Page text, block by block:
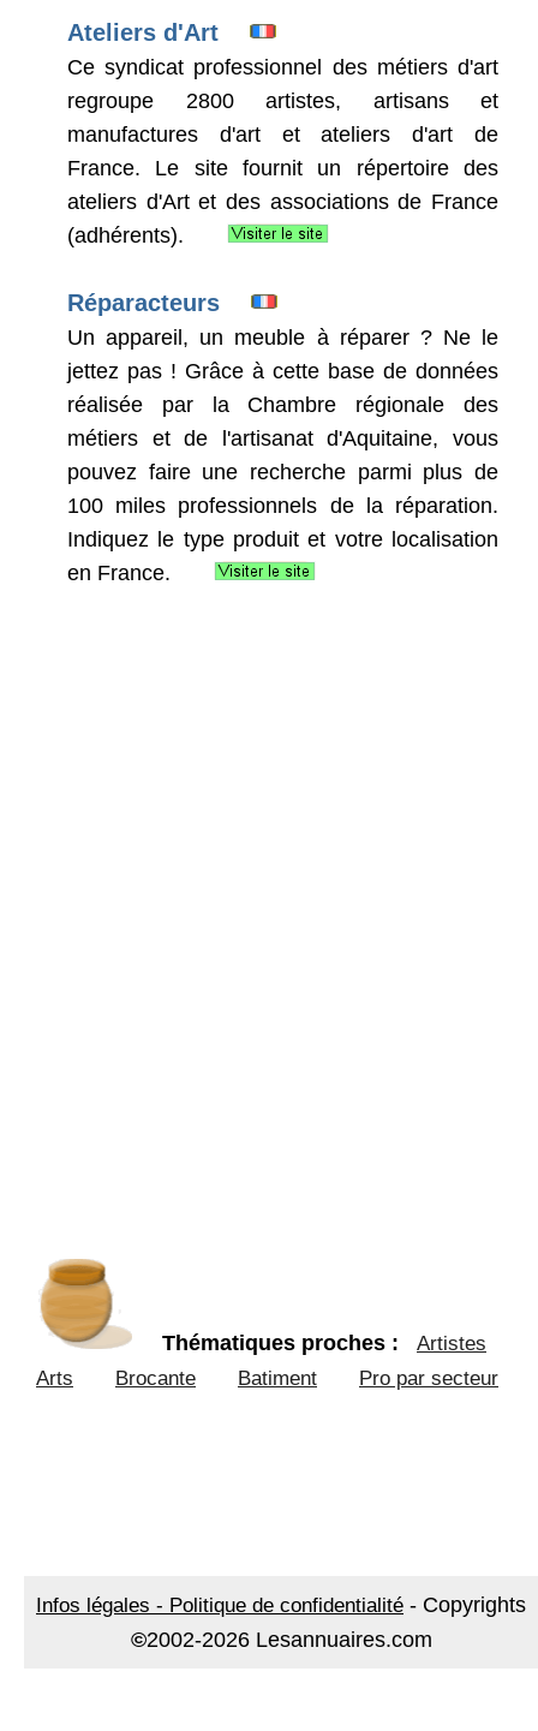
Ateliers d'Art
Ce syndicat professionnel des métiers d'art
regroupe 2800 artistes, artisans et
manufactures d'art et ateliers d'art de
France. Le site fournit un répertoire des
ateliers d'Art et des associations de France
(adhérents).
Réparacteurs
Un appareil, un meuble à réparer ? Ne le
jettez pas ! Grâce à cette base de données
réalisée par la Chambre régionale des
métiers et de l'artisanat d'Aquitaine, vous
pouvez faire une recherche parmi plus de
100 miles professionnels de la réparation.
Indiquez le type produit et votre localisation
en France.
Thématiques proches :
Artistes
Arts
Brocante Batiment Pro par secteur
Infos légales - Politique de confidentialité - Copyrights
©2002-2026 Lesannuaires.com